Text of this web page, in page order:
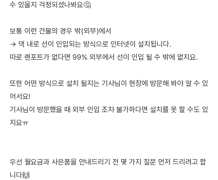
수 있을지 걱정되셨나봐요🤔
보통 이런 건물의 경우 밖(외부)에서
→ 댁 내로 선이 인입되는 방식으로 인터넷이 설치됩니다.
따로 랜포트가 없다면 99% 외부에서 선이 인입 될 수 밖에 없지요.
또한 어떤 방식으로 설치 될지는 기사님이 현장에 방문해 봐야 알 수 있
어서요!
기사님이 방문했을 때 외부 인입 조차 불가하다면 설치를 못 할 수도 있
지요ㅠ
우선 월요금과 사은품을 안내드리기 전 몇 가지 질문 먼저 드리려고 합
니다🙌